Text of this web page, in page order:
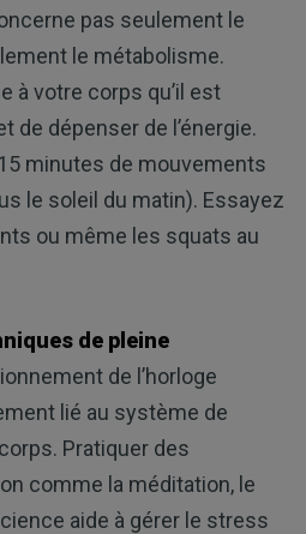
pas seulement le
le métabolisme.
à votre corps qu’il est
de dépenser de l’énergie.
minutes de mouvements
le soleil du matin). Essayez
ou même les squats au
de pleine
de l’horloge
lié au système de
Pratiquer des
comme la méditation, le
aide à gérer le stress